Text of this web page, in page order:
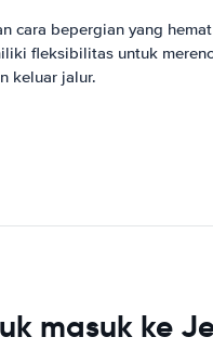
cara bepergian yang
fleksibilitas untuk
keluar jalur.
masuk ke